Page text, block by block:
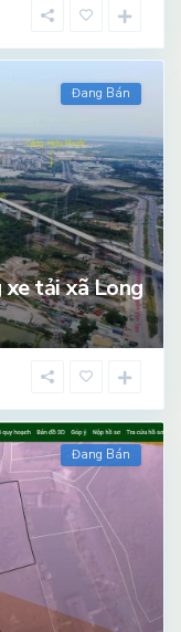
Đang Bán
tải xã Long
Đang Bán